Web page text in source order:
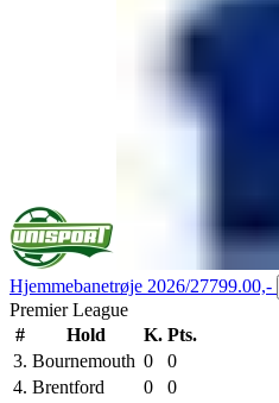
Hjemmebanetrøje 2026/27799.00,-
Premier League
#
Hold K. Pts.
3. Bournemouth 0
0
4. Brentford 0
0